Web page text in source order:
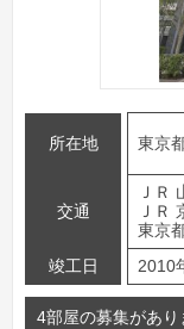
所在地 東京
交通
ＪＲ
ＪＲ
東京
竣工日
2010
4部屋の募集があり